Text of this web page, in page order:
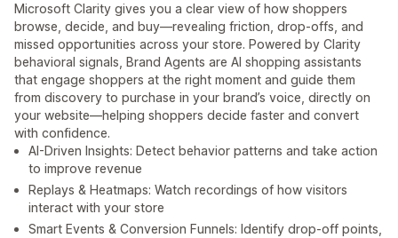
Microsoft Clarity gives you a clear view of how shoppers
browse, decide, and buy—revealing friction, drop‑offs, and
missed opportunities across your store. Powered by Clarity
behavioral signals, Brand Agents are AI shopping assistants
that engage shoppers at the right moment and guide them
from discovery to purchase in your brand’s voice, directly on
your website—helping shoppers decide faster and convert
with confidence.
AI-Driven Insights: Detect behavior patterns and take action
to improve revenue
Replays & Heatmaps: Watch recordings of how visitors
interact with your store
Smart Events & Conversion Funnels: Identify drop-off points,